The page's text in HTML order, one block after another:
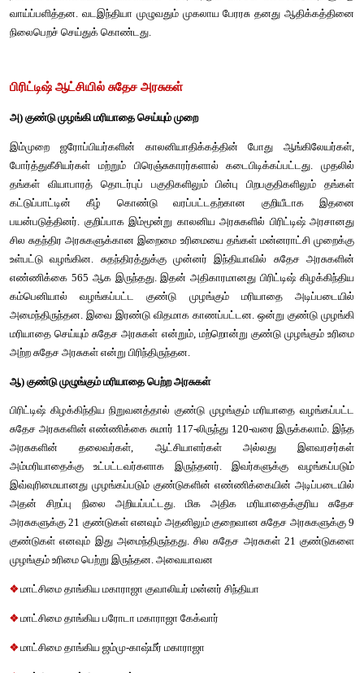
கட்டுப்பட்டது என்பதனை குறிக்க இந்த சுதேச
வேண்டுமென்றே கையாளப்பட்டது.
ஒருங்கிணைக்கும் முயற்சி சுதந்திரத்திற்கு முன்பிருந்தே
ஆதிக்கத்திற்கு முன்பே நீண்ட வரலாற்றை
அரசுகளை இணைத்து பேரரசுகளாக மாற்றும்
நூற்றாண்டிலேயே தொடங்கியது. மகத பேரரசு காலத்தில்
அஜய்சத்ரு, மௌரியர்கள் காலத்தில் அசோகர் மற்றும் 5ஆம்
பின்னர் வந்த சந்திரகுப்தர், அவரது மகன் சமுத்திரகுப்தர்
சிற்றரசுகள், தங்கள் பேரரசின் கீழ் செயல்படும்
நிர்வகிக்கப்பட்டனர். பின்னர் பேரரசர்களுக்கும்,
அதிகாரப் போட்டி, பொறாமை மற்றும்
நிலைபெறச் செய்துக் கொண்டது.
பிரிட்டிஷ் ஆட்சியில் சுதேச அரசுகள்
அ) குண்டு முழங்கி மரியாதை செய்யும் முறை
இம்முறை ஜரோப்பியர்களின் காலனியாதிக்கத்தின் போது
போர்த்துகீசியர்கள் மற்றும் பிரெஞ்சுகாரர்களால்
பயன்படுத்தினர். குறிப்பாக இம்மூன்று காலனிய அரசுகளில்